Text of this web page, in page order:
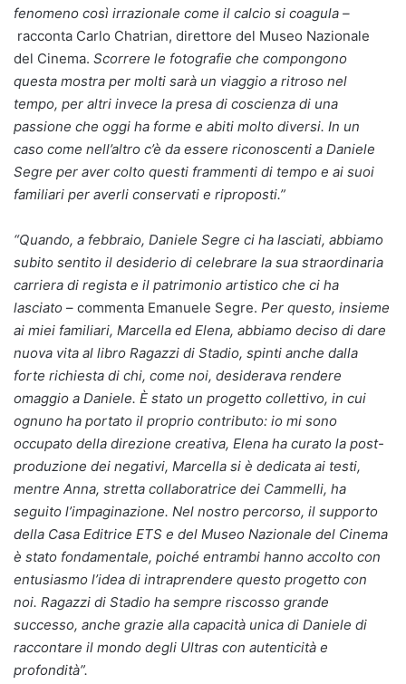
fenomeno così irrazionale come il calcio si coagula –
racconta Carlo Chatrian, direttore del Museo Nazionale
del Cinema. Scorrere le fotografie che compongono
questa mostra per molti sarà un viaggio a ritroso nel
tempo, per altri invece la presa di coscienza di una
passione che oggi ha forme e abiti molto diversi. In un
caso come nell’altro c’è da essere riconoscenti a Daniele
Segre per aver colto questi frammenti di tempo e ai suoi
familiari per averli conservati e riproposti.”
“Quando, a febbraio, Daniele Segre ci ha lasciati, abbiamo
subito sentito il desiderio di celebrare la sua straordinaria
carriera di regista e il patrimonio artistico che ci ha
lasciato – commenta Emanuele Segre. Per questo, insieme
ai miei familiari, Marcella ed Elena, abbiamo deciso di dare
nuova vita al libro Ragazzi di Stadio, spinti anche dalla
forte richiesta di chi, come noi, desiderava rendere
omaggio a Daniele. È stato un progetto collettivo, in cui
ognuno ha portato il proprio contributo: io mi sono
occupato della direzione creativa, Elena ha curato la post-
produzione dei negativi, Marcella si è dedicata ai testi,
mentre Anna, stretta collaboratrice dei Cammelli, ha
seguito l’impaginazione. Nel nostro percorso, il supporto
della Casa Editrice ETS e del Museo Nazionale del Cinema
è stato fondamentale, poiché entrambi hanno accolto con
entusiasmo l’idea di intraprendere questo progetto con
noi. Ragazzi di Stadio ha sempre riscosso grande
successo, anche grazie alla capacità unica di Daniele di
raccontare il mondo degli Ultras con autenticità e
profondità”.